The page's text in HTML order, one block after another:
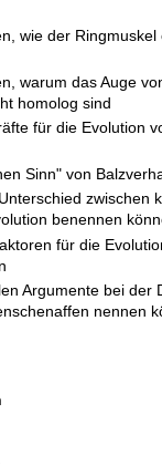
wie der Ringmuskel
warum das Auge
homolog sind
für die Evolution
Sinn" von
zwischen
benennen
für die
Argumente bei der
nennen